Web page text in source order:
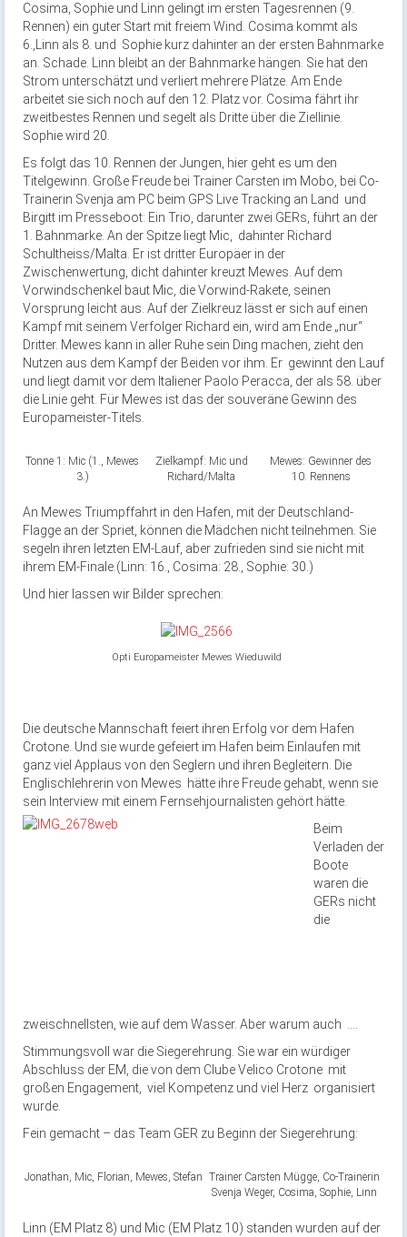
Cosima, Sophie und Linn gelingt im ersten Tagesrennen (9.
Rennen) ein guter Start mit freiem Wind. Cosima kommt als
6.,Linn als 8. und Sophie kurz dahinter an der ersten Bahnmarke
an. Schade. Linn bleibt an der Bahnmarke hängen. Sie hat den
Strom unterschätzt und verliert mehrere Plätze. Am Ende
arbeitet sie sich noch auf den 12. Platz vor. Cosima fährt ihr
zweitbestes Rennen und segelt als Dritte über die Ziellinie.
Sophie wird 20.
Es folgt das 10. Rennen der Jungen, hier geht es um den
Titelgewinn. Große Freude bei Trainer Carsten im Mobo, bei Co-
Trainerin Svenja am PC beim GPS Live Tracking an Land und
Birgitt im Presseboot: Ein Trio, darunter zwei GERs, führt an der
1. Bahnmarke. An der Spitze liegt Mic, dahinter Richard
Schultheiss/Malta. Er ist dritter Europäer in der
Zwischenwertung, dicht dahinter kreuzt Mewes. Auf dem
Vorwindschenkel baut Mic, die Vorwind-Rakete, seinen
Vorsprung leicht aus. Auf der Zielkreuz lässt er sich auf einen
Kampf mit seinem Verfolger Richard ein, wird am Ende „nur“
Dritter. Mewes kann in aller Ruhe sein Ding machen, zieht den
Nutzen aus dem Kampf der Beiden vor ihm. Er gewinnt den Lauf
und liegt damit vor dem Italiener Paolo Peracca, der als 58. über
die Linie geht. Für Mewes ist das der souveräne Gewinn des
Europameister-Titels.
Tonne 1: Mic (1., Mewes
3.)
Zielkampf: Mic und
Richard/Malta
Mewes: Gewinner des
10. Rennens
An Mewes Triumpffahrt in den Hafen, mit der Deutschland-
Flagge an der Spriet, können die Mädchen nicht teilnehmen. Sie
segeln ihren letzten EM-Lauf, aber zufrieden sind sie nicht mit
ihrem EM-Finale.(Linn: 16., Cosima: 28., Sophie: 30.)
Und hier lassen wir Bilder sprechen:
Opti Europameister Mewes Wieduwild
Die deutsche Mannschaft feiert ihren Erfolg vor dem Hafen
Crotone. Und sie wurde gefeiert im Hafen beim Einlaufen mit
ganz viel Applaus von den Seglern und ihren Begleitern. Die
Englischlehrerin von Mewes hätte ihre Freude gehabt, wenn sie
sein Interview mit einem Fernsehjournalisten gehört hätte.
Beim
Verladen der
Boote
waren die
GERs nicht
die
zweischnellsten, wie auf dem Wasser. Aber warum auch ….
Stimmungsvoll war die Siegerehrung. Sie war ein würdiger
Abschluss der EM, die von dem Clube Velico Crotone mit
großen Engagement, viel Kompetenz und viel Herz organisiert
wurde.
Fein gemacht – das Team GER zu Beginn der Siegerehrung:
Jonathan, Mic, Florian, Mewes, Stefan Trainer Carsten Mügge, Co-Trainerin
Svenja Weger, Cosima, Sophie, Linn
Linn (EM Platz 8) und Mic (EM Platz 10) standen wurden auf der